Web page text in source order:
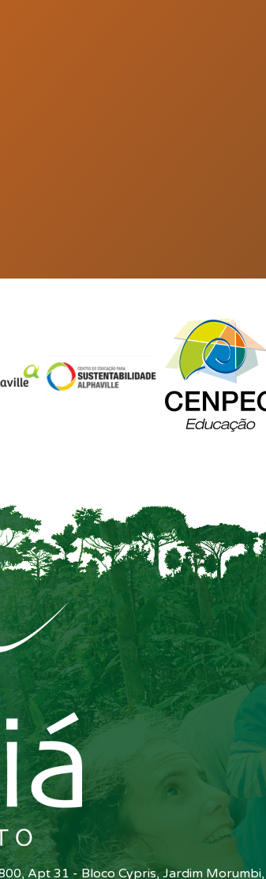
Apt 31 - Bloco Cypris, Jardim